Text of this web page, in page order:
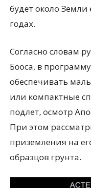
будет около Земли
годах.
Согласно словам
Бооса, в
обеспечивать
или компактные
подлет, осмотр
При этом
приземления на
образцов грунта.